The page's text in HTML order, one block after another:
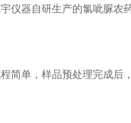
仪器自研生产的氯呲脲农
简单，样品预处理完成后，